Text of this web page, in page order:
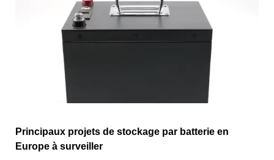
Principaux projets de stockage par batterie en
Europe à surveiller